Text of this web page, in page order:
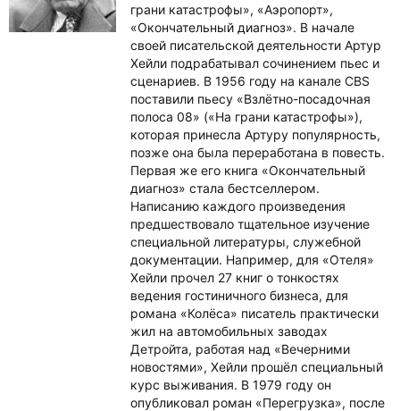
грани катастрофы», «Аэропорт»,
«Окончательный диагноз». В начале
своей писательской деятельности Артур
Хейли подрабатывал сочинением пьес и
сценариев. В 1956 году на канале CBS
поставили пьесу «Взлётно-посадочная
полоса 08» («На грани катастрофы»),
которая принесла Артуру популярность,
позже она была переработана в повесть.
Первая же его книга «Окончательный
диагноз» стала бестселлером.
Написанию каждого произведения
предшествовало тщательное изучение
специальной литературы, служебной
документации. Например, для «Отеля»
Хейли прочел 27 книг о тонкостях
ведения гостиничного бизнеса, для
романа «Колёса» писатель практически
жил на автомобильных заводах
Детройта, работая над «Вечерними
новостями», Хейли прошёл специальный
курс выживания. В 1979 году он
опубликовал роман «Перегрузка», после